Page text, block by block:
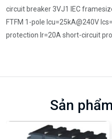
circuit breaker 3VJ1 IEC
FTFM 1-pole Icu=25kA@240V
protection Ir=20A short-circuit
Sản